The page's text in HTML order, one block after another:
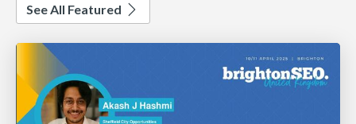
See All Featured